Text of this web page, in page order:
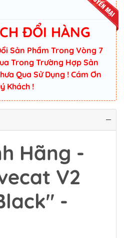
ĐỔI HÀNG
Sản Phẩm Trong Vòng 7
Trong Trường Hợp Sản
Qua Sử Dụng ! Cám Ơn
Khách !
Hãng -
V2
-